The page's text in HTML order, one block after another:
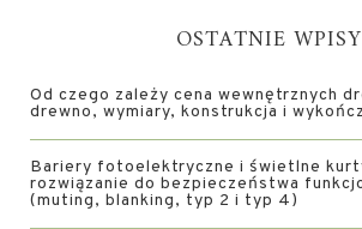
OSTATNIE WPISY
Od czego zależy cena wewnętrznych
drewno, wymiary, konstrukcja i
Bariery fotoelektryczne i świetlne
rozwiązanie do bezpieczeństwa
(muting, blanking, typ 2 i typ 4)